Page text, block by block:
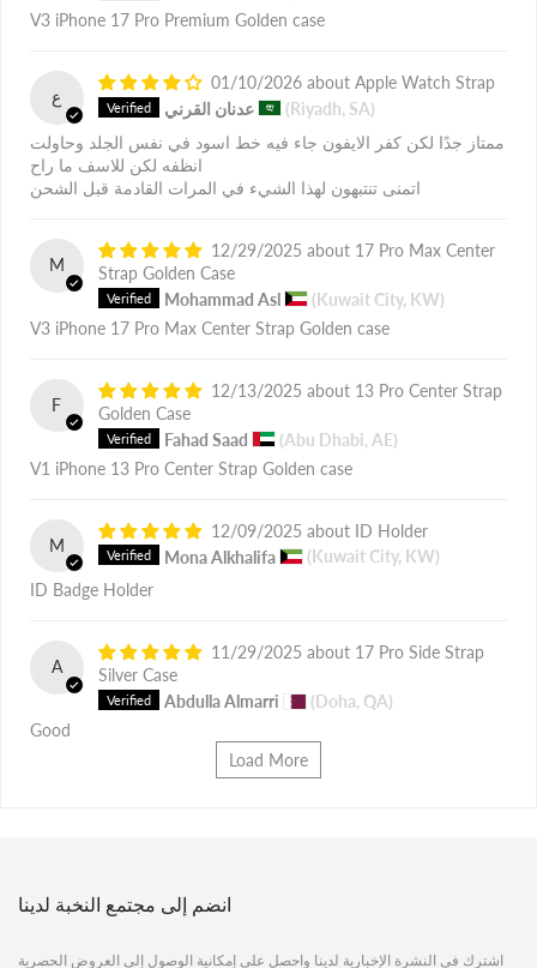
V3 iPhone 17 Pro Premium Golden case
ع
01/10/2026
Apple Watch Strap
عدنان القرني
(Riyadh, SA)
ممتاز جدًا لكن كفر الايفون جاء فيه خط اسود في نفس الجلد وحاولت
انظفه لكن للاسف ما راح
اتمنى تنتبهون لهذا الشيء في المرات القادمة قبل الشحن
M
12/29/2025
17 Pro Max Center
Strap Golden Case
Mohammad Asl
(Kuwait City, KW)
V3 iPhone 17 Pro Max Center Strap Golden case
F
12/13/2025
13 Pro Center Strap
Golden Case
Fahad Saad
(Abu Dhabi, AE)
V1 iPhone 13 Pro Center Strap Golden case
M
12/09/2025
ID Holder
Mona Alkhalifa
(Kuwait City, KW)
ID Badge Holder
A
11/29/2025
17 Pro Side Strap
Silver Case
Abdulla Almarri
(Doha, QA)
Good
Load More
انضم إلى مجتمع النخبة لدينا
اشترك في النشرة الإخبارية لدينا واحصل على إمكانية الوصول إلى العروض الحصرية